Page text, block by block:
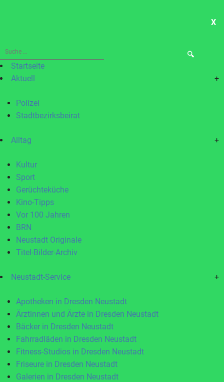
X
Suche
nach:Startseite
Aktuell
+
Polizei
Stadtbezirksbeirat
Alltag +
Kultur
Sport
Gerüchteküche
Kino-Tipps
Vor 100 Jahren
BRN
Neustadt Originale
Titel-Bilder-Archiv
Neustadt-Service +
Apotheken in Dresden Neustadt
Ärztinnen und Ärzte in Dresden Neustadt
Bäcker in Dresden Neustadt
Fahrradläden in Dresden Neustadt
Fitness-Studios in Dresden Neustadt
Friseure in Dresden Neustadt
Galerien in Dresden Neustadt